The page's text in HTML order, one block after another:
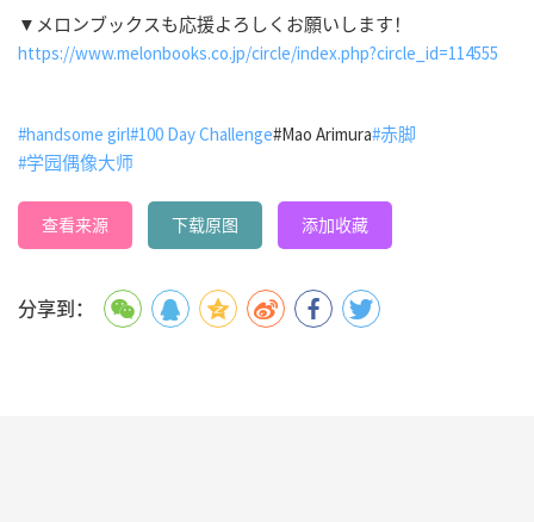
▼メロンブックスも応援よろしくお願いします！
https://www.melonbooks.co.jp/circle/index.php?circle_id=114555
#handsome girl#100 Day Challenge#Mao Arimura#赤脚
#学园偶像大师
查看来源 下载原图 添加收藏
分享到：